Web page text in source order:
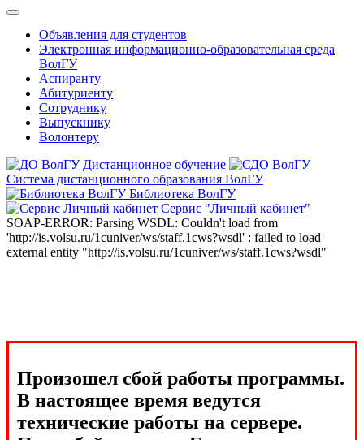
Объявления для студентов
Электронная информационно-образовательная среда
ВолГУ
Аспиранту
Абитуриенту
Сотруднику
Выпускнику
Волонтеру
Дистанционное обучение
Система дистанционного образования ВолГУ
Библиотека ВолГУ
Сервис "Личный кабинет"
SOAP-ERROR: Parsing WSDL: Couldn't load from
'http://is.volsu.ru/1cuniver/ws/staff.1cws?wsdl' : failed to load
external entity "http://is.volsu.ru/1cuniver/ws/staff.1cws?wsdl"
Произошел сбой работы программы.
В настоящее время ведутся
технические работы на сервере.